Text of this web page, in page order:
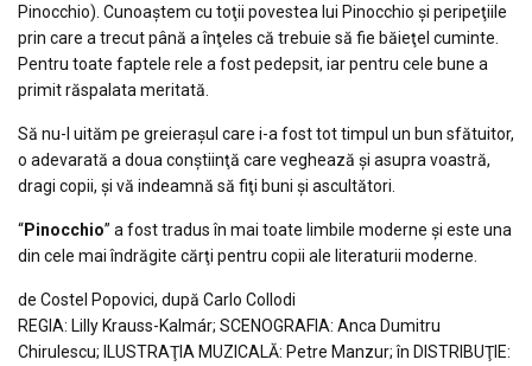
Pinocchio). Cunoaştem cu toţii povestea lui Pinocchio şi peripeţiile
prin care a trecut până a înţeles că trebuie să fie băieţel cuminte.
Pentru toate faptele rele a fost pedepsit, iar pentru cele bune a
primit răspalata meritată.
Să nu-l uităm pe greieraşul care i-a fost tot timpul un bun sfătuitor,
o adevarată a doua conştiinţă care veghează şi asupra voastră,
dragi copii, şi vă indeamnă să fiţi buni şi ascultători.
“Pinocchio” a fost tradus în mai toate limbile moderne şi este una
din cele mai îndrăgite cărţi pentru copii ale literaturii moderne.
de Costel Popovici, după Carlo Collodi
REGIA: Lilly Krauss-Kalmár; SCENOGRAFIA: Anca Dumitru
Chirulescu; ILUSTRAŢIA MUZICALĂ: Petre Manzur; în DISTRIBUŢIE: